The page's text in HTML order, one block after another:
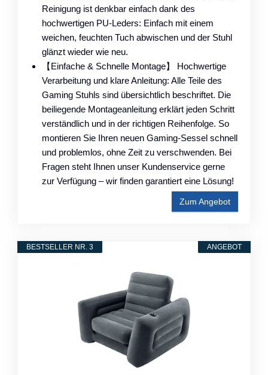
Reinigung ist denkbar einfach dank des
hochwertigen PU-Leders: Einfach mit einem
weichen, feuchten Tuch abwischen und der Stuhl
glänzt wieder wie neu.
【Einfache & Schnelle Montage】 Hochwertige
Verarbeitung und klare Anleitung: Alle Teile des
Gaming Stuhls sind übersichtlich beschriftet. Die
beiliegende Montageanleitung erklärt jeden Schritt
verständlich und in der richtigen Reihenfolge. So
montieren Sie Ihren neuen Gaming-Sessel schnell
und problemlos, ohne Zeit zu verschwenden. Bei
Fragen steht Ihnen unser Kundenservice gerne
zur Verfügung – wir finden garantiert eine Lösung!
Zum Angebot
ANGEBOT
BESTSELLER NR. 3